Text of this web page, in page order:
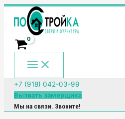
Перейти
содержимому
Main
Menu
+7 (918) 042-03-99
Вызвать замерщика
Мы на связи. Звоните!
Количество
товара
Ручка
дверная
на
квадратном
основании
BUSSARE
ASPECTO
A-
64-